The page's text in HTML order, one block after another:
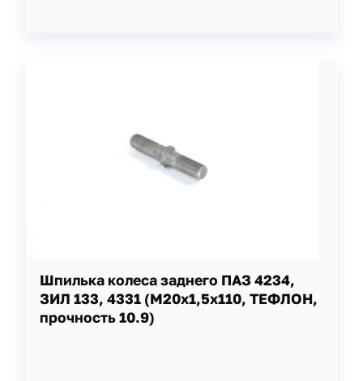
Шпилька колеса заднего ПАЗ 4234,
ЗИЛ 133, 4331 (М20х1,5х110, ТЕФЛОН,
прочность 10.9)